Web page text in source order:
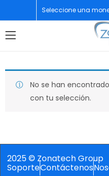
Seleccione una
No se han
con tu selección.
2025 © Zonatech Group
SoporteContáctenos